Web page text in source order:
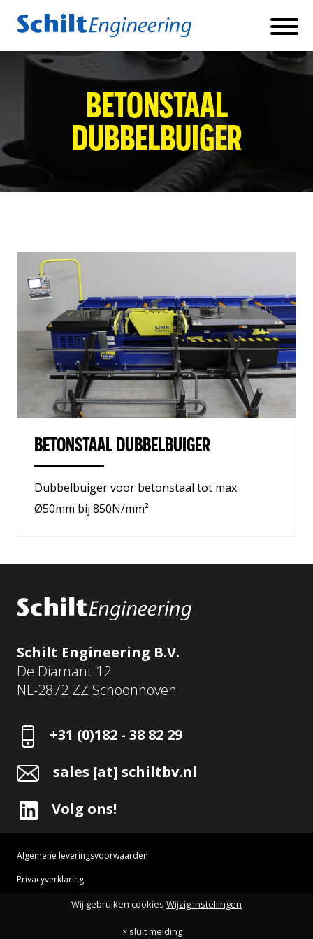
Cookie instellingen
Wij gebruiken cookies Wijzig instellingen
× sluit melding
OVER ONS WERELDWIJD AFTERSALES
Producten
BETONSTAAL KNIP- EN BUIGMACHINES
BETONSTAAL SCHAARLIJNEN
BETONSTAAL DUBBELBUIGER
KORVENLASMACHINE
LOGISTIEK
GEBRUIKTE MACHINES
Actueel
Contact
Vacatures
13
NL
Home
Over ons
Wereldwijd
Aftersales
BETONSTAAL
DUBBELBUIGER
BETONSTAAL DUBBELBUIGER
Dubbelbuiger voor betonstaal tot max.
Ø50mm bij 850N/mm²
Schilt Engineering B.V.
De Diamant 12
NL-2872 ZZ Schoonhoven
+31 (0)182 - 38 82 29
sales [at] schiltbv.nl
Volg ons!
Algemene leveringsvoorwaarden
Privacyverklaring